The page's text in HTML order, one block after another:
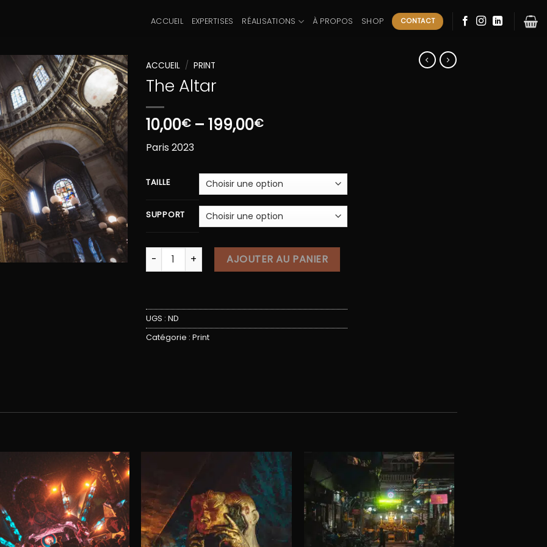
ACCUEIL EXPERTISES RÉALISATIONS À PROPOS SHOP CONTACT
ACCUEIL / PRINT
The Altar
10,00€– 199,00€
Paris 2023
TAILLE
SUPPORT
quantité de The AltarAJOUTER AU PANIER
UGS : ND
Catégorie : Print